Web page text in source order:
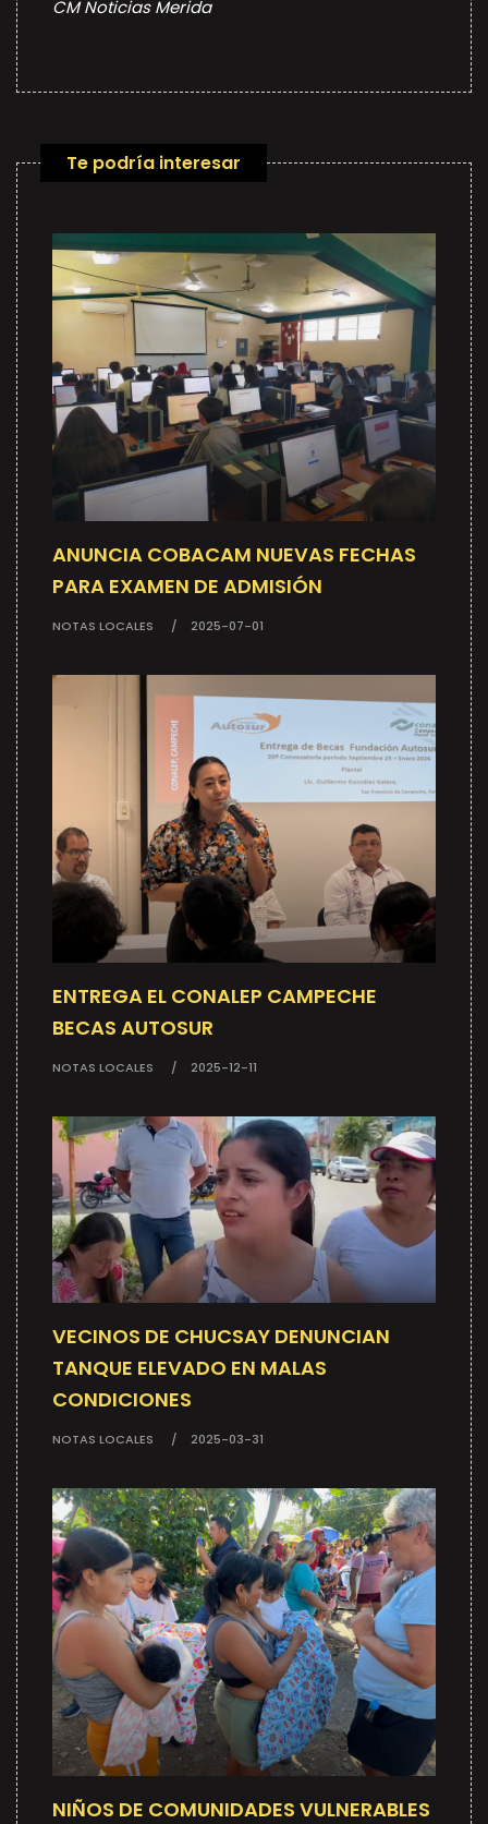
CM Noticias Merida
Te podría interesar
ANUNCIA COBACAM NUEVAS FECHAS
PARA EXAMEN DE ADMISIÓN
NOTAS LOCALES 2025-07-01
ENTREGA EL CONALEP CAMPECHE
BECAS AUTOSUR
NOTAS LOCALES 2025-12-11
VECINOS DE CHUCSAY DENUNCIAN
TANQUE ELEVADO EN MALAS
CONDICIONES
NOTAS LOCALES 2025-03-31
NIÑOS DE COMUNIDADES VULNERABLES